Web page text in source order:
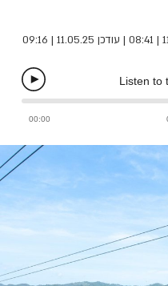
| עודכן 11.05.25 | 09:16